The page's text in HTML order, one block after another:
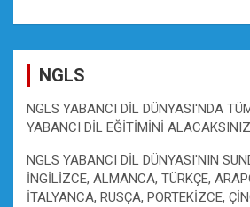
NGLS
NGLS YABANCI DİL DÜNYASI'NDA
YABANCI DİL EĞİTİMİNİ
NGLS YABANCI DİL DÜNYASI'NIN
İNGİLİZCE, ALMANCA, TÜRKÇE,
İTALYANCA, RUSÇA, PORTEKİZCE,